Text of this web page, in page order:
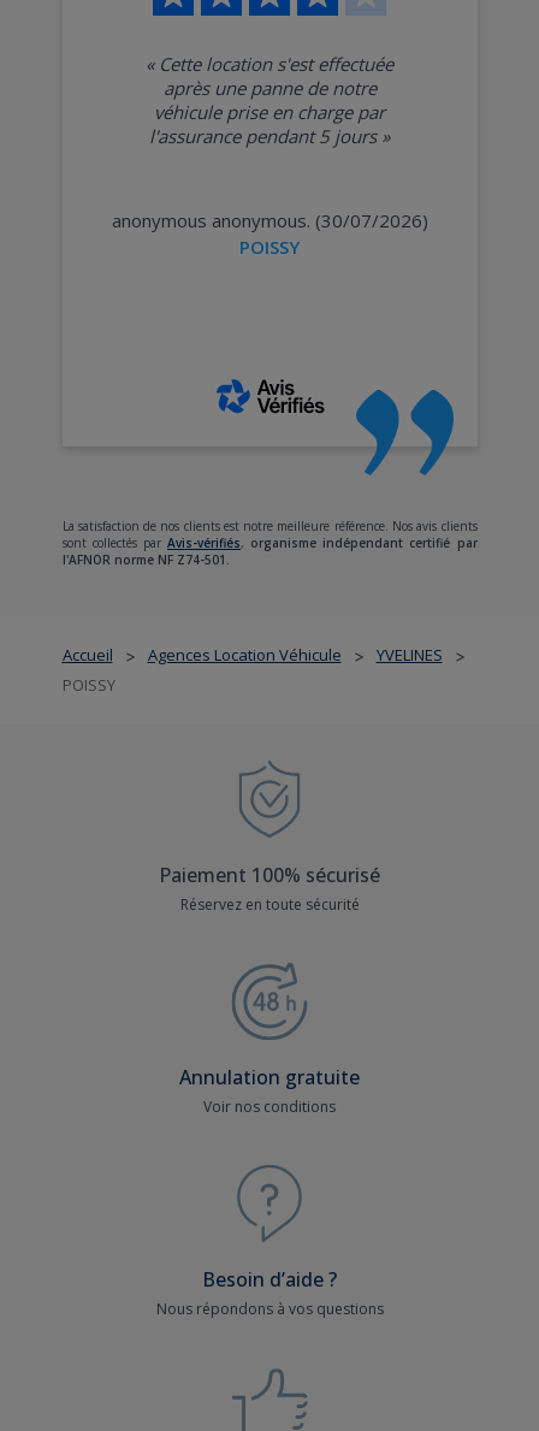
Accueil > Agences Location Véhicule > YVELINES >
POISSY
« Cette location s'est effectuée
après une panne de notre
véhicule prise en charge par
l'assurance pendant 5 jours»
anonymous anonymous. (30/07/2026)
POISSY
La satisfaction de nos clients est notre meilleure référence. Nos avis clients
sont collectés par Avis-vérifiés, organisme indépendant certifié par
l'AFNOR norme NF Z74-501.
Paiement 100% sécurisé
Réservez en toute sécurité
Annulation gratuite
Voir nos conditions
Besoin d’aide ?
Nous répondons à vos questions